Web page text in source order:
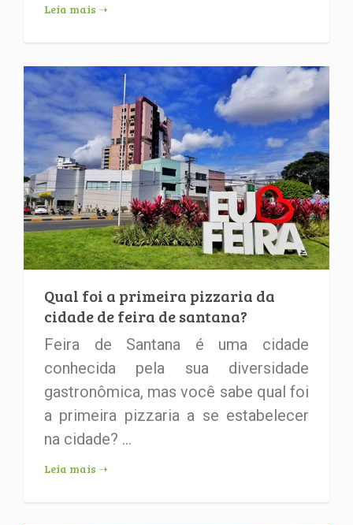
Leia mais ➝
Qual foi a primeira pizzaria da
cidade de feira de santana?
Feira de Santana é uma cidade
conhecida pela sua diversidade
gastronômica, mas você sabe qual foi
a primeira pizzaria a se estabelecer
na cidade? ...
Leia mais ➝